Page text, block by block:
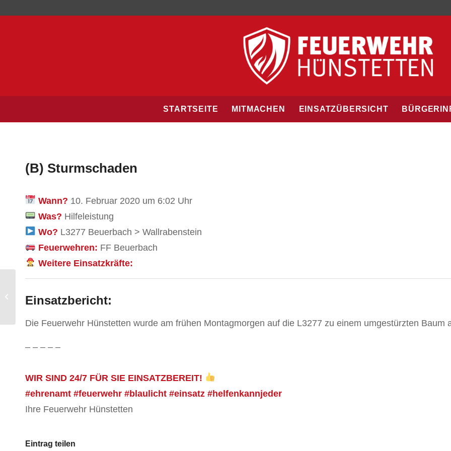
STARTSEITE MITMACHEN EINSATZÜBERSICHT
(B) Sturmschaden
Wann? 10. Februar 2020 um 6:02 Uhr
Was? Hilfeleistung
Wo? L3277 Beuerbach > Wallrabenstein
Feuerwehren: FF Beuerbach
Weitere Einsatzkräfte:
Einsatzbericht:
Die Feuerwehr Hünstetten wurde am frühen Montagmorgen auf die L3277 zu einem umgestürzten Baum
– – – – –
WIR SIND 24/7 FÜR SIE EINSATZBEREIT!
#ehrenamt #feuerwehr #blaulicht #einsatz #helfenkannjeder
Ihre Feuerwehr Hünstetten
Eintrag teilen
(B) Sturmschaden